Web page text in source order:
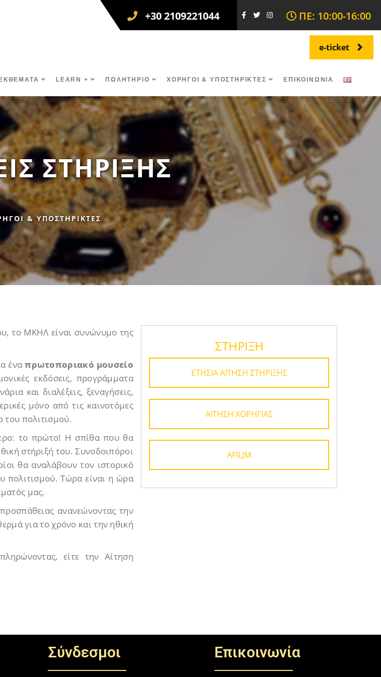
+30 2109221044 ΠΕ: 10:00-16:00
e-ticket
ΕΚΘΕΜΑΤΑ LEARN + ΠΩΛΗΤΗΡΙΟ ΧΟΡΗΓΟΙ & ΥΠΟΣΤΗΡΙΚΤΕΣ ΕΠΙΚΟΙΝΩΝΙΑ
ΣΤΉΡΙΞΗΣ
& ΥΠΟΣΤΗΡΙΚΤΕΣ
το ΜΚΗΛ είναι συνώνυμο της
έναπρωτοποριακό μουσείο
εκδόσεις, προγράμματα
και διαλέξεις, ξεναγήσεις,
μόνο από τις καινοτόμες
του πολιτισμού.
το πρώτο! Η σπίθα που θα
στήριξή του. Συνοδοιπόροι
θα αναλάβουν τον ιστορικό
πολιτισμού. Τώρα είναι η ώρα
μας.
ανανεώνοντας την
για το χρόνο και την ηθική
είτε την Αίτηση
ΣΤΗΡΙΞΗ
ΕΤΗΣΙΑ ΑΙΤΗΣΗ ΣΤΗΡΙΞΗΣ
ΑΙΤΗΣΗ ΧΟΡΗΓΙΑΣ
AFILJM
Σύνδεσμοι Επικοινωνία